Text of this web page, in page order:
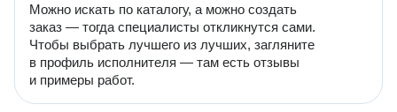
Можно искать по каталогу, а можно создать
заказ — тогда специалисты откликнутся сами.
Чтобы выбрать лучшего из лучших, загляните
в профиль исполнителя — там есть отзывы
и примеры работ.